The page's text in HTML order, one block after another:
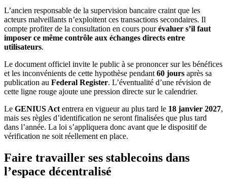
L’ancien responsable de la supervision bancaire craint que les
acteurs malveillants n’exploitent ces transactions secondaires. Il
compte profiter de la consultation en cours pourévaluer s’il faut
imposer ce même contrôle aux échanges directs entre
utilisateurs.
Le document officiel invite le public à se prononcer sur les bénéfices
et les inconvénients de cette hypothèse pendant 60 jours après sa
publication au Federal Register. L’éventualité d’une révision de
cette ligne rouge ajoute une pression directe sur le calendrier.
Le GENIUS Act entrera en vigueur au plus tard le 18 janvier 2027,
mais ses règles d’identification ne seront finalisées que plus tard
dans l’année. La loi s’appliquera donc avant que le dispositif de
vérification ne soit réellement en place.
Faire travailler ses stablecoins dans
l’espace décentralisé